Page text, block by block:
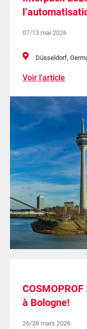
07/13 mai 2026
Düsseldorf,
Voir l'article
à Bologne!
26/28 mars 2026